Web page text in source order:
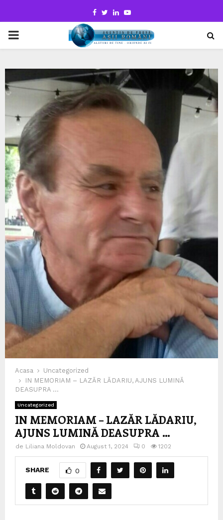
Facebook
TwitterLinkedinYoutube
PRIMARY
Acasa
Uncategorized
IN MEMORIAM – LAZĂR LĂDARIU, AJUNS LUMINĂ
DEASUPRA …
Uncategorized
IN MEMORIAM – LAZĂR LĂDARIU,
AJUNS LUMINĂ DEASUPRA …
de Liliana Moldovan August 1, 2024 0 1202
SHARE 0